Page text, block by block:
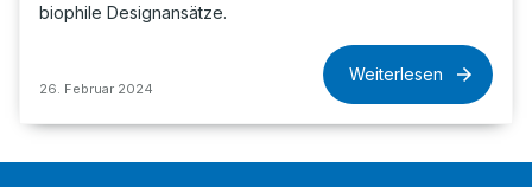
biophile Designansätze.
26. Februar 2024
Weiterlesen